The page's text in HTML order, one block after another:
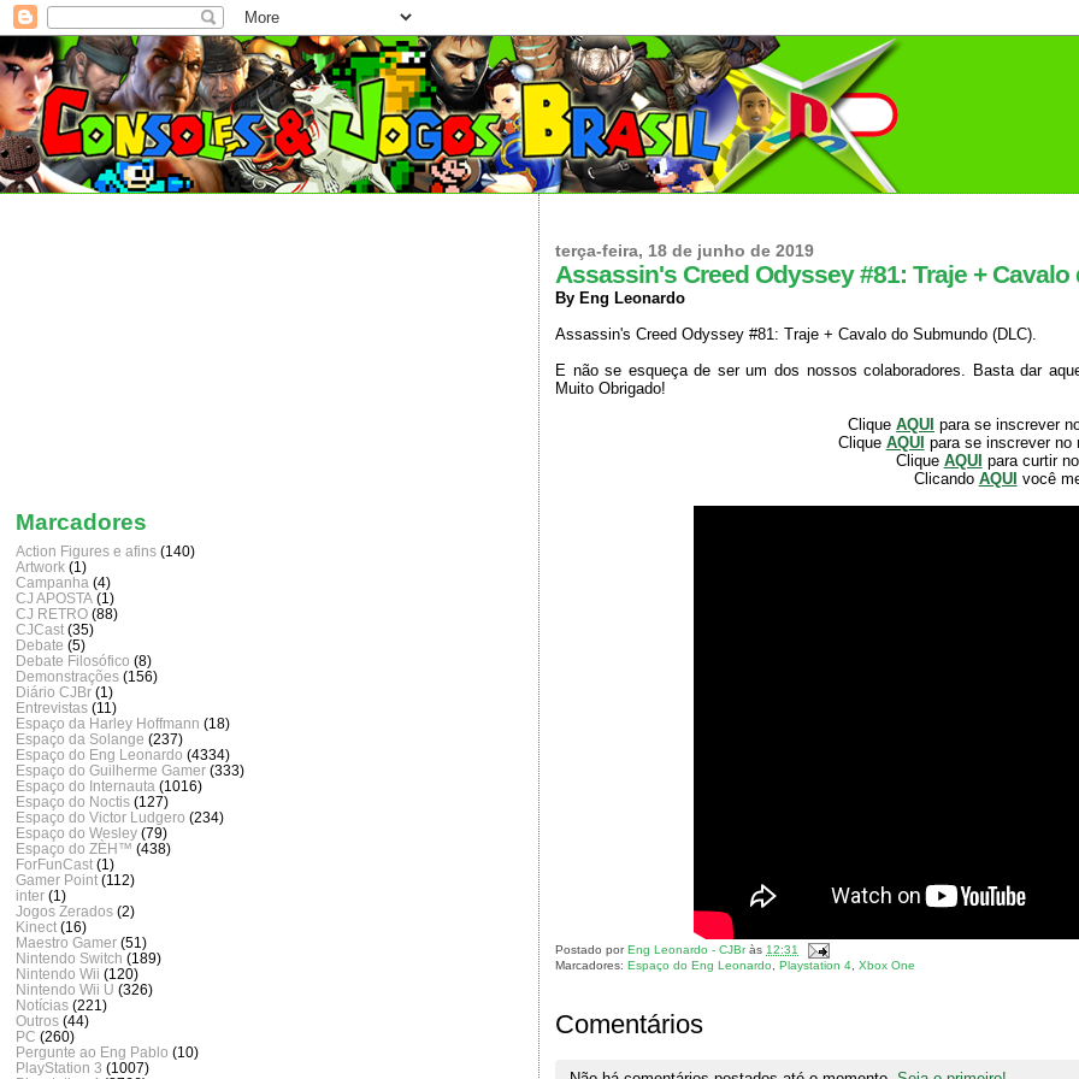
terça-feira, 18 de junho de 2019
Assassin's Creed Odyssey #81: Traje +
By Eng Leonardo
Assassin's Creed Odyssey #81: Traje + Cavalo do Submundo (DLC).
E não se esqueça de ser um dos nossos colaboradores. Basta dar
Muito Obrigado!
CliqueAQUI para se inscrever
Clique AQUI para se inscrever no
Clique AQUI para curtir
Clicando AQUI você
Postado porEng Leonardo - CJBràs12:31
Marcadores:Espaço do Eng Leonardo ,Playstation 4 ,Xbox One
Comentários
Marcadores
Action Figures e afins (140)
Artwork (1)
Campanha (4)
CJ APOSTA (1)
CJ RETRO (88)
CJCast (35)
Debate (5)
Debate Filosófico (8)
Demonstrações (156)
Diário CJBr (1)
Entrevistas (11)
Espaço da Harley Hoffmann (18)
Espaço da Solange (237)
Espaço do Eng Leonardo (4334)
Espaço do Guilherme Gamer (333)
Espaço do Internauta (1016)
Espaço do Noctis (127)
Espaço do Victor Ludgero (234)
Espaço do Wesley (79)
Espaço do ZÈH™ (438)
ForFunCast (1)
Gamer Point (112)
inter (1)
Jogos Zerados (2)
Kinect (16)
Maestro Gamer (51)
Nintendo Switch (189)
Nintendo Wii (120)
Nintendo Wii U (326)
Notícias (221)
Outros (44)
PC (260)
Pergunte ao Eng Pablo (10)
PlayStation 3 (1007)